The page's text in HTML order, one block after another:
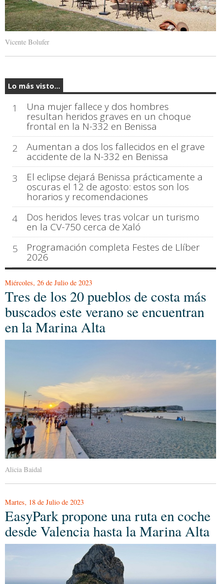
Vicente Bolufer
Lo más visto...
1 Una mujer fallece y dos hombres
resultan heridos graves en un choque
frontal en la N-332 en Benissa
2
Aumentan a dos los fallecidos en el grave
accidente de la N-332 en Benissa
3
El eclipse dejará Benissa prácticamente a
oscuras el 12 de agosto: estos son los
horarios y recomendaciones
4
Dos heridos leves tras volcar un turismo
en la CV-750 cerca de Xaló
5
Programación completa Festes de Llíber
2026
Miércoles, 26 de Julio de 2023
Tres de los 20 pueblos de costa más
buscados este verano se encuentran
en la Marina Alta
Alicia Baidal
Martes, 18 de Julio de 2023
EasyPark propone una ruta en coche
desde Valencia hasta la Marina Alta